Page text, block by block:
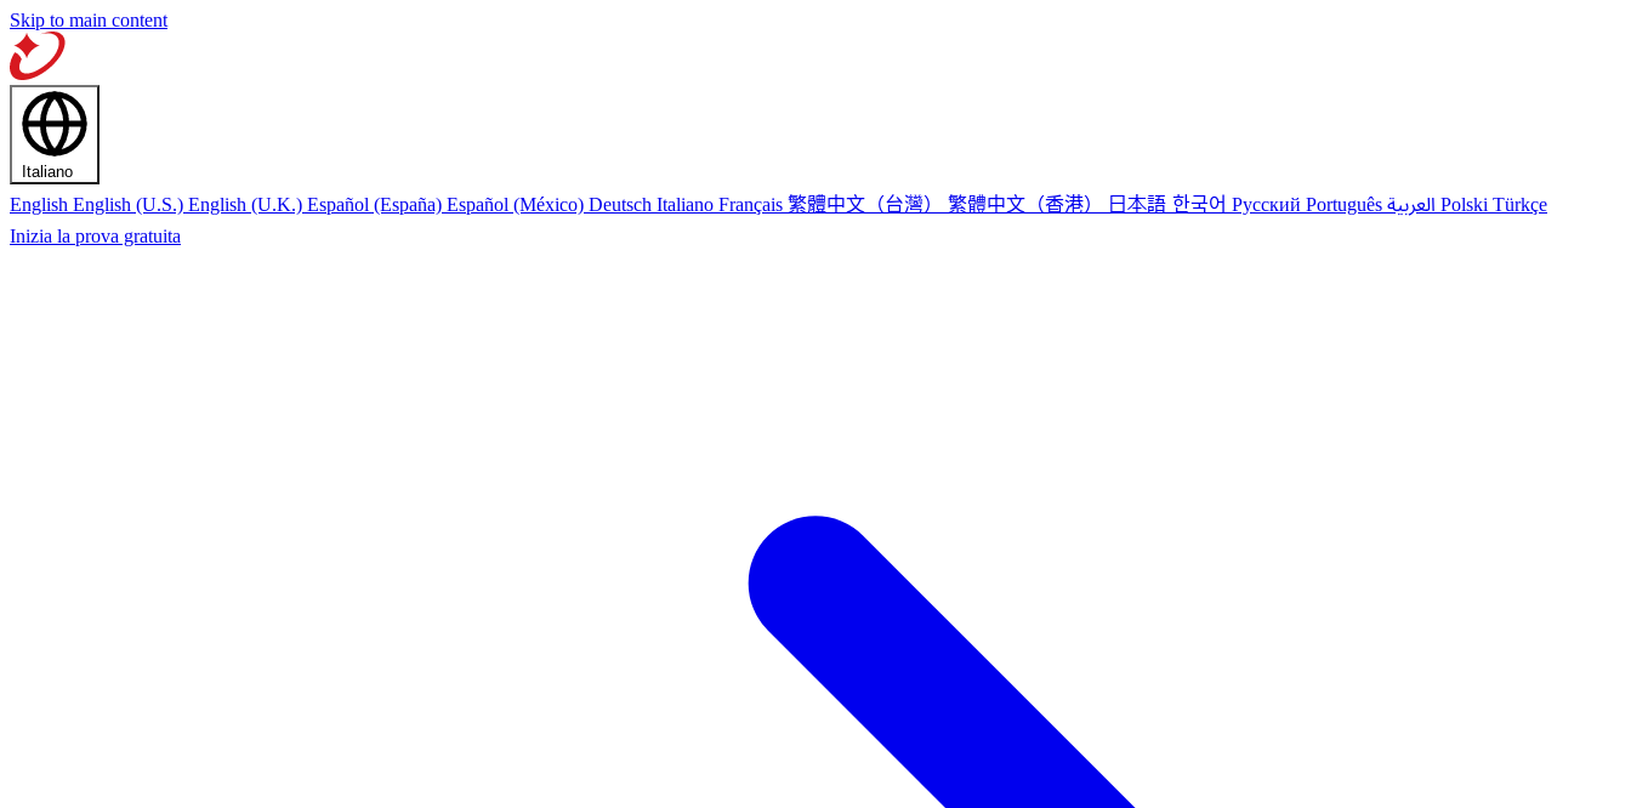
Skip to main content
Italiano
English English (U.S.) English (U.K.) Español (España) Español (México) Deutsch Italiano Français 繁體中文（台灣） 繁體中文（香港） 日本語한국어 Русский Português Polski Türkçe
Inizia la prova gratuita